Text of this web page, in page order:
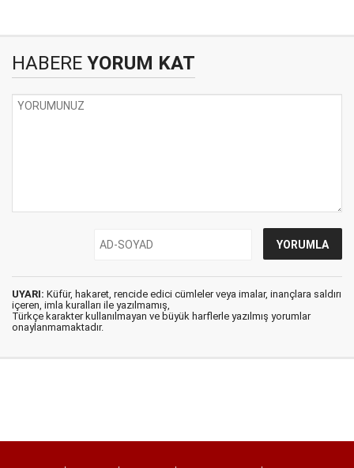
HABERE YORUM KAT
UYARI: Küfür, hakaret, rencide edici cümleler veya imalar, inançlara saldırı
içeren, imla kuralları ile yazılmamış,
Türkçe karakter kullanılmayan ve büyük harflerle yazılmış yorumlar
onaylanmamaktadır.